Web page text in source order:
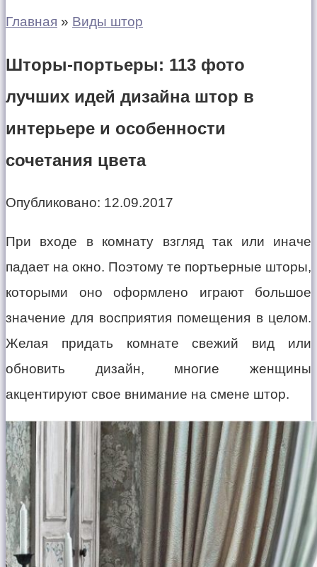
Главная » Виды штор
Шторы-портьеры: 113 фото
лучших идей дизайна штор в
интерьере и особенности
сочетания цвета
Опубликовано: 12.09.2017
При входе в комнату взгляд так или иначе
падает на окно. Поэтому те портьерные шторы,
которыми оно оформлено играют большое
значение для восприятия помещения в целом.
Желая придать комнате свежий вид или
обновить дизайн, многие женщины
акцентируют свое внимание на смене штор.